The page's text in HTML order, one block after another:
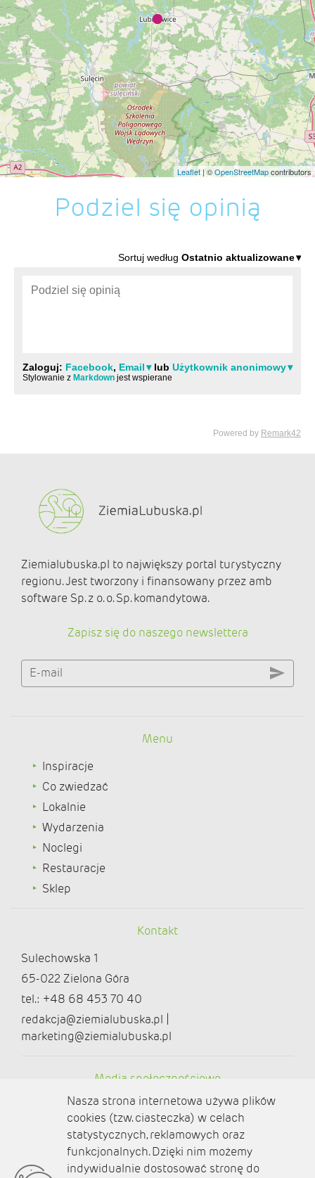
Leaflet | ©OpenStreetMapcontributors
Podziel się opinią
Ziemialubuska.pl to największy portal turystyczny
regionu. Jest tworzony i finansowany przez amb
software Sp. z o. o. Sp. komandytowa.
Zapisz się do naszego newslettera
E-mail
Menu
Inspiracje
Co zwiedzać
Lokalnie
Wydarzenia
Noclegi
Restauracje
Sklep
Kontakt
Sulechowska 1
65-022 Zielona Góra
tel.: +48 68 453 70 40
redakcja@ziemialubuska.pl |
marketing@ziemialubuska.pl
Media społecznościowe
O nas
Nasza strona internetowa używa plików
cookies (tzw. ciasteczka) w celach
statystycznych, reklamowych oraz
funkcjonalnych. Dzięki nim możemy
indywidualnie dostosować stronę do